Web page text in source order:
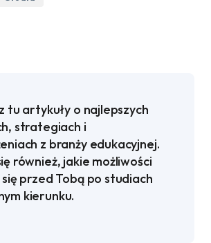
tu artykuły o najlepszych
strategiach i
z branży edukacyjnej.
również, jakie możliwości
przed Tobą po studiach
kierunku.